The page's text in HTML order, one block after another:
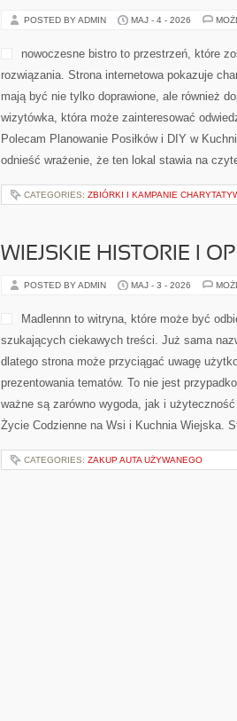
POSTED BY ADMIN MAJ - 4 - 2026
nowoczesne bistro to przestrzeń, które
rozwiązania. Strona internetowa pokazuje
mają być nie tylko doprawione, ale również
wizytówka, która może zainteresować
Polecam Planowanie Posiłków i DIY w
odnieść wrażenie, że ten lokal stawia na
CATEGORIES: ZBIÓRKI I KAMPANIE
WIEJSKIE HISTORIE I
POSTED BY ADMIN MAJ - 3 - 2026
Madlennn to witryna, które może być
szukających ciekawych treści. Już sama
dlatego strona może przyciągać uwagę
prezentowania tematów. To nie jest
ważne są zarówno wygoda, jak i
Życie Codzienne na Wsi i Kuchnia Wiejska.
CATEGORIES: ZAKUP AUTA UŻYWANEGO